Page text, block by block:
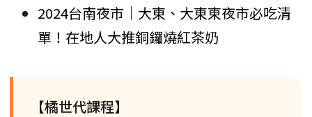
2024台南夜市｜大東、大東東夜市必吃清
單！在地人大推銅鑼燒紅茶奶
【橘世代課程】